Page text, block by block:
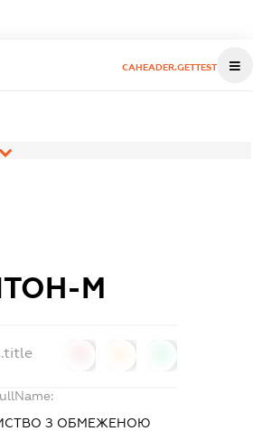
CAHEADER.GETTEST
М
З ОБМЕЖЕНОЮ